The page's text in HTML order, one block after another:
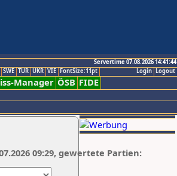
Servertime 07.08.2026 14:41:44
Logout
Login
SWE TUR UKR VIE FontSize:11pt
Manager ÖSB FIDE
09:29, gewertete Partien: